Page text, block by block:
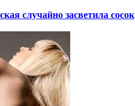
случайно засветила сосок